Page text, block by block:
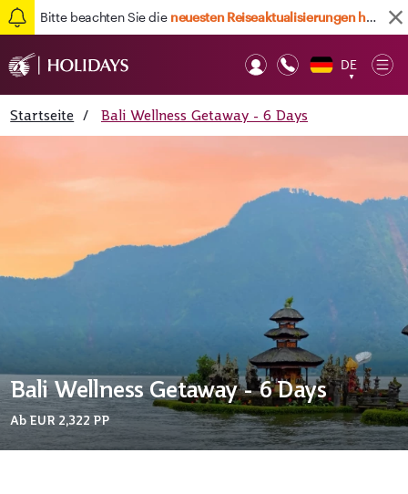
Bitte beachten Sie die neuesten Reiseaktualisierungen hier
DE
▼
Startseite / Bali Wellness Getaway - 6 Days
Bali Wellness Getaway - 6 Days
Ab EUR 2,322 PP